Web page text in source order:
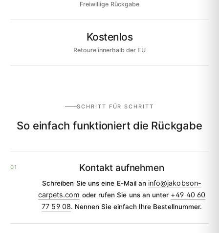
Freiwillige Rückgabe
Kostenlos
Retoure innerhalb der EU
SCHRITT FÜR SCHRITT
So einfach funktioniert die Rückgabe
Kontakt aufnehmen
Schreiben Sie uns eine E-Mail an info@jakobson-
carpets.com oder rufen Sie uns an unter +49 40 60
77 59 08. Nennen Sie einfach Ihre Bestellnummer.